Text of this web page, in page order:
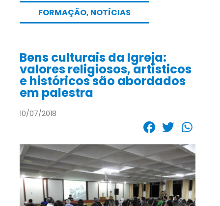
FORMAÇÃO, NOTÍCIAS
Bens culturais da Igreja:
valores religiosos, artísticos
e históricos são abordados
em palestra
10/07/2018